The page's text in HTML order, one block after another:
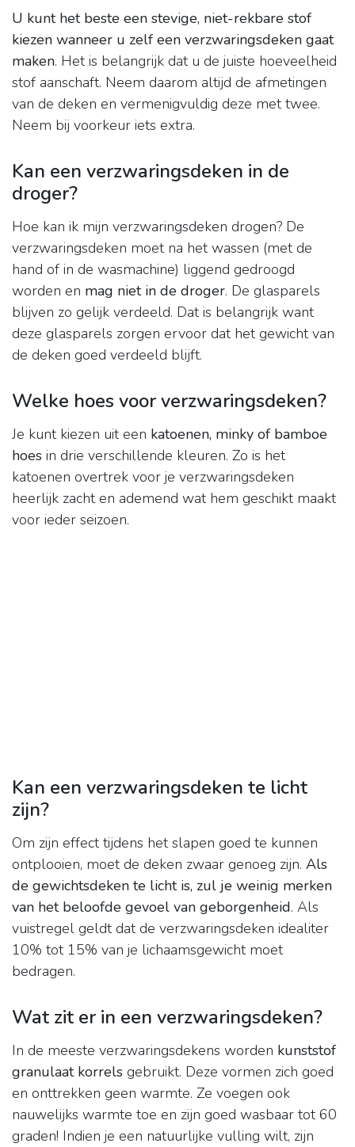
U kunt het beste een stevige, niet-rekbare stof
kiezen wanneer u zelf een verzwaringsdeken gaat
maken. Het is belangrijk dat u de juiste hoeveelheid
stof aanschaft. Neem daarom altijd de afmetingen
van de deken en vermenigvuldig deze met twee.
Neem bij voorkeur iets extra.
Kan een verzwaringsdeken in de
droger?
Hoe kan ik mijn verzwaringsdeken drogen? De
verzwaringsdeken moet na het wassen (met de
hand of in de wasmachine) liggend gedroogd
worden en mag niet in de droger. De glasparels
blijven zo gelijk verdeeld. Dat is belangrijk want
deze glasparels zorgen ervoor dat het gewicht van
de deken goed verdeeld blijft.
Welke hoes voor verzwaringsdeken?
Je kunt kiezen uit een katoenen, minky of bamboe
hoes in drie verschillende kleuren. Zo is het
katoenen overtrek voor je verzwaringsdeken
heerlijk zacht en ademend wat hem geschikt maakt
voor ieder seizoen.
Kan een verzwaringsdeken te licht
zijn?
Om zijn effect tijdens het slapen goed te kunnen
ontplooien, moet de deken zwaar genoeg zijn. Als
de gewichtsdeken te licht is, zul je weinig merken
van het beloofde gevoel van geborgenheid. Als
vuistregel geldt dat de verzwaringsdeken idealiter
10% tot 15% van je lichaamsgewicht moet
bedragen.
Wat zit er in een verzwaringsdeken?
In de meeste verzwaringsdekens worden kunststof
granulaat korrels gebruikt. Deze vormen zich goed
en onttrekken geen warmte. Ze voegen ook
nauwelijks warmte toe en zijn goed wasbaar tot 60
graden! Indien je een natuurlijke vulling wilt, zijn